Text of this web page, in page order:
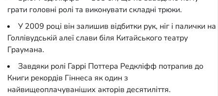
грати головні ролі та виконувати складні трюки.
У 2009 році він залишив відбитки рук, ніг і палички на
Голлівудській алеї слави біля Китайського театру
Граумана.
Завдяки ролі Гаррі Поттера Редкліфф потрапив до
Книги рекордів Гіннеса як один з
найвищеоплачуваніших акторів десятиліття.